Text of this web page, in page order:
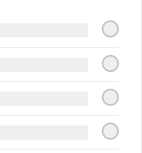
crocante, salmon fresco y